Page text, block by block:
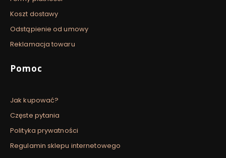
Koszt dostawy
Odstąpienie od umowy
Reklamacja towaru
Pomoc
Jak kupować?
Częste pytania
Polityka prywatności
Regulamin sklepu internetowego